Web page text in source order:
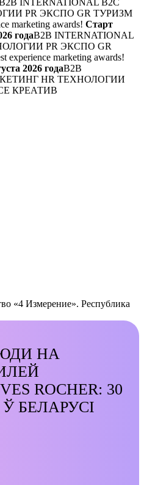
INTERNATIONAL B2C
PR ЭКСПО GR ТУРИЗМ
marketing awards! Старт
годаB2B INTERNATIONAL
PR ЭКСПО GR
experience marketing awards!
2026 годаB2B
HR ТЕХНОЛОГИИ
КРЕАТИВ
«4 Измерение». Республика
НА
ROCHER: 30
БЕЛАРУСІ